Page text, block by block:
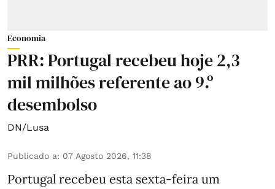
Economia
PRR: Portugal recebeu hoje 2,3
mil milhões referente ao 9.º
desembolso
DN/Lusa
Publicado a: 07 Agosto 2026, 11:38
Portugal recebeu esta sexta-feira um